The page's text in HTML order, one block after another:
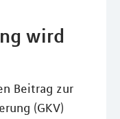
wird
Beitrag zur
(GKV)